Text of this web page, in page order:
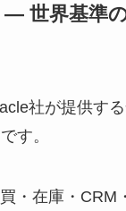
— 世界基準
社が提供す
す。
・在庫・CRM